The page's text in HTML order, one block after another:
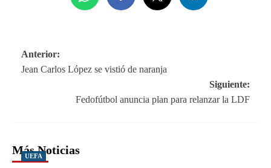
Navegación
de
entradas
Anterior:
Jean Carlos López se vistió de naranja
Siguiente:
Fedofútbol anuncia plan para relanzar la LDF
Más Noticias
UEFA